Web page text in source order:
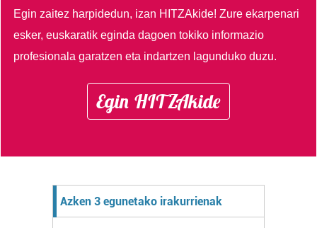
Egin zaitez harpidedun, izan HITZAkide!Zure ekarpenari
esker, euskaratik eginda dagoen tokiko informazio
profesionala garatzen eta indartzen lagunduko duzu.
Egin HITZAkide
Azken 3 egunetako irakurrienak